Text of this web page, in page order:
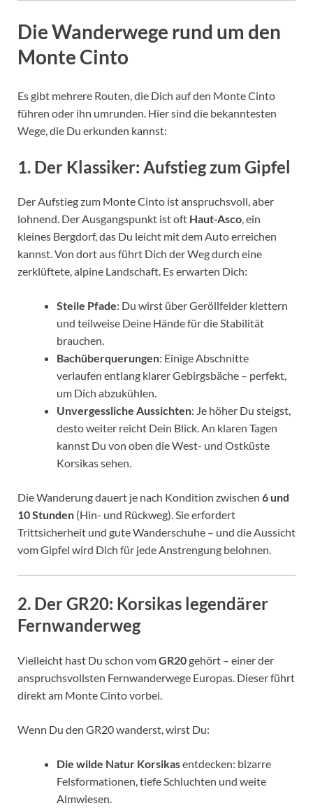
Die Wanderwege rund um den
Monte Cinto
Es gibt mehrere Routen, die Dich auf den Monte Cinto
führen oder ihn umrunden. Hier sind die bekanntesten
Wege, die Du erkunden kannst:
1. Der Klassiker: Aufstieg zum Gipfel
Der Aufstieg zum Monte Cinto ist anspruchsvoll, aber
lohnend. Der Ausgangspunkt ist oft Haut-Asco, ein
kleines Bergdorf, das Du leicht mit dem Auto erreichen
kannst. Von dort aus führt Dich der Weg durch eine
zerklüftete, alpine Landschaft. Es erwarten Dich:
Steile Pfade: Du wirst über Geröllfelder klettern
und teilweise Deine Hände für die Stabilität
brauchen.
Bachüberquerungen: Einige Abschnitte
verlaufen entlang klarer Gebirgsbäche – perfekt,
um Dich abzukühlen.
Unvergessliche Aussichten: Je höher Du steigst,
desto weiter reicht Dein Blick. An klaren Tagen
kannst Du von oben die West- und Ostküste
Korsikas sehen.
Die Wanderung dauert je nach Kondition zwischen 6 und
10 Stunden (Hin- und Rückweg). Sie erfordert
Trittsicherheit und gute Wanderschuhe – und die Aussicht
vom Gipfel wird Dich für jede Anstrengung belohnen.
2. Der GR20: Korsikas legendärer
Fernwanderweg
Vielleicht hast Du schon vomGR20gehört – einer der
anspruchsvollsten Fernwanderwege Europas. Dieser führt
direkt am Monte Cinto vorbei.
Wenn Du den GR20 wanderst, wirst Du:
Die wilde Natur Korsikasentdecken: bizarre
Felsformationen, tiefe Schluchten und weite
Almwiesen.